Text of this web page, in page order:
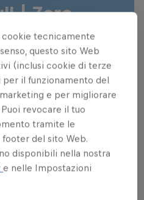
| Zero
cookie tecnicamente
questo sito Web
(inclusi cookie di terze
il funzionamento del
e per migliorare
revocare il tuo
tramite le
del sito Web.
disponibili nella nostra
e nelle Impostazioni